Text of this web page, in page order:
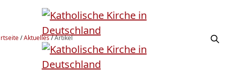
/Aktuelles/Artikel